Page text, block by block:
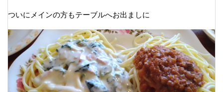
ついにメインの方もテーブルへお出ましに